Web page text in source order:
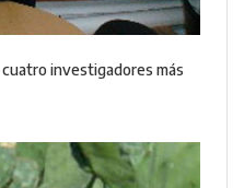
investigadores más